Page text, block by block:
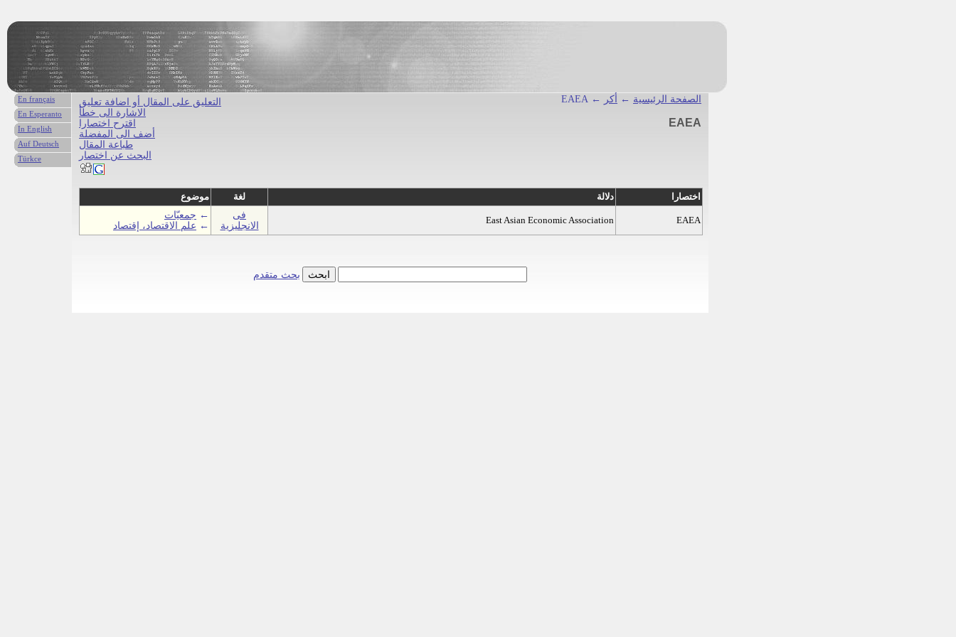
التعليق على المقال أو اضافة تعليق
الاشارة الى خطأ
اقترح اختصارا
أضف الى المفضلة
طباعة المقال
البحث عن اختصار
الصفحة الرئيسية ← أكر ← EAEA
EAEA
موضوع لغة دلالة
اختصارا
← جمعيّات
← علم الاقتصاد، إقتصاد
فى
الانجليزية
East Asian Economic Association EAEA
بحث متقدم
En français
En Esperanto
In English
Auf Deutsch
Türkce